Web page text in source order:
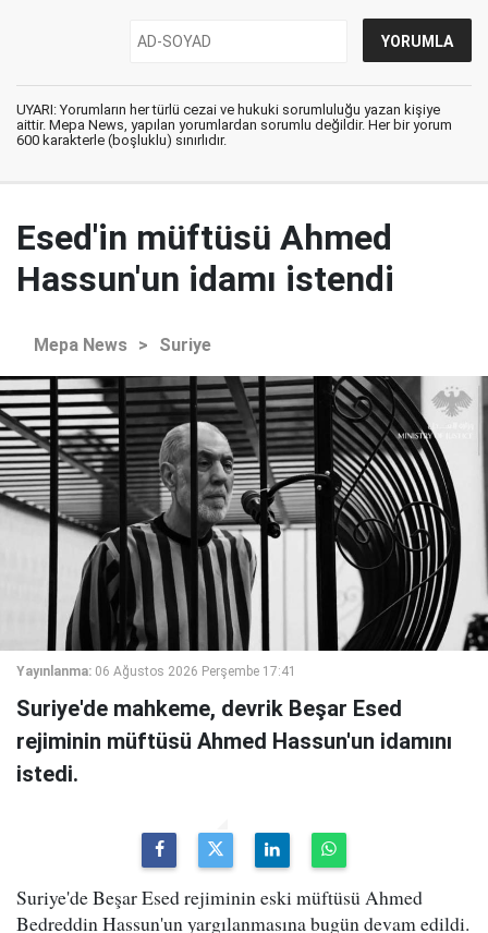
UYARI: Yorumların her türlü cezai ve hukuki sorumluluğu yazan kişiye
aittir. Mepa News, yapılan yorumlardan sorumlu değildir. Her bir yorum
600 karakterle (boşluklu) sınırlıdır.
Esed'in müftüsü Ahmed
Hassun'un idamı istendi
Mepa News > Suriye
Yayınlanma: 06 Ağustos 2026 Perşembe 17:41
Suriye'de mahkeme, devrik Beşar Esed
rejiminin müftüsü Ahmed Hassun'un idamını
istedi.
Suriye'de Beşar Esed rejiminin eski müftüsü Ahmed
Bedreddin Hassun'un yargılanmasına bugün devam edildi.